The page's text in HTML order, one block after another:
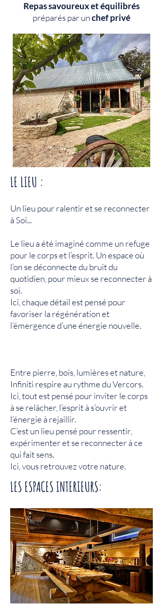
Repas savoureux et équilibrés
préparés par unchef privé
LE LIEU :
Un lieu pour ralentir et se reconnecter
à Soi...
Le lieu a été imaginé comme un refuge
pour le corps et l’esprit. Un espace où
l’on se déconnecte du bruit du
quotidien, pour mieux se reconnecter à
soi.
Ici, chaque détail est pensé pour
favoriser la régénération et
l’émergence d’une énergie nouvelle.
Entre pierre, bois, lumières et nature,
Infiniti respire au rythme du Vercors.
Ici, tout est pensé pour inviter le corps
à se relâcher, l’esprit à s’ouvrir et
l’énergie à rejaillir.
C’est un lieu pensé pour ressentir,
expérimenter et se reconnecter à ce
qui fait sens.
Ici, vous retrouvez votre nature.
LES ESPACES INTERIEURS: